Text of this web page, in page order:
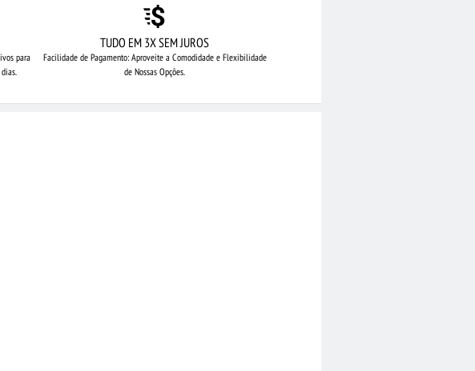
para
TUDO EM 3X SEM JUROS
Facilidade de Pagamento: Aproveitea Comodidade e Flexibilidade
de Nossas Opções.